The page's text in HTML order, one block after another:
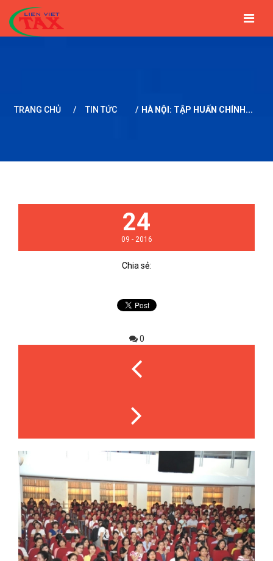
TRANG CHỦ / TIN TỨC / HÀ NỘI: TẬP HUẤN CHÍNH...
24
09 - 2016
Chia sẻ:
0